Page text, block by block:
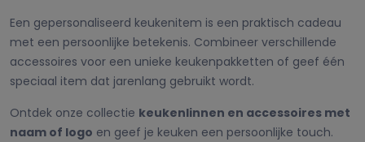
Een gepersonaliseerd keukenitem is een praktisch cadeau
met een persoonlijke betekenis. Combineer verschillende
accessoires voor een unieke keukenpakketten of geef één
speciaal item dat jarenlang gebruikt wordt.
Ontdek onze collectie keukenlinnen en accessoires met
naam of logo en geef je keuken een persoonlijke touch.